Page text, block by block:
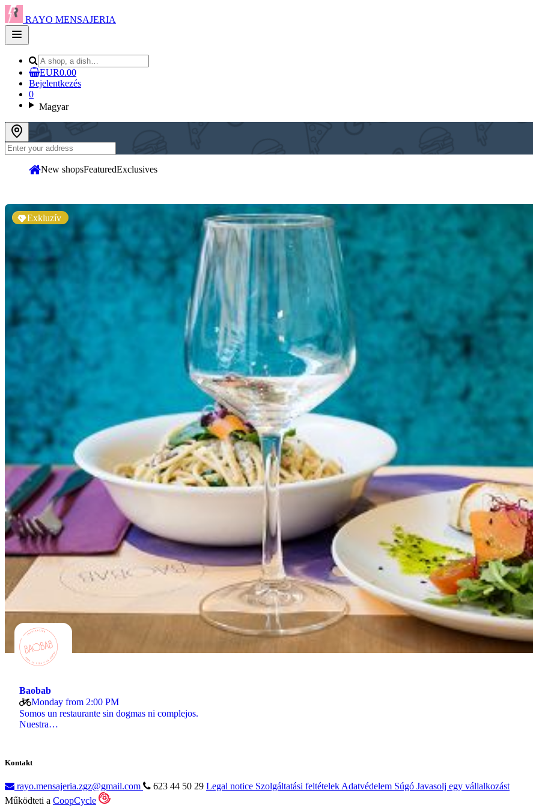
RAYO MENSAJERIA
Open
main
EUR0.00
Bejelentkezés
0
Magyar
New shopsFeaturedExclusives
Exkluzív
Baobab
Monday from 2:00 PM
Somos un restaurante sin dogmas ni complejos.
Nuestra…
Kontakt
rayo.mensajeria.zgz@gmail.com 623 44 50 29 Legal notice Szolgáltatási feltételek Adatvédelem Súgó Javasolj egy vállalkozást
Működteti a CoopCycle